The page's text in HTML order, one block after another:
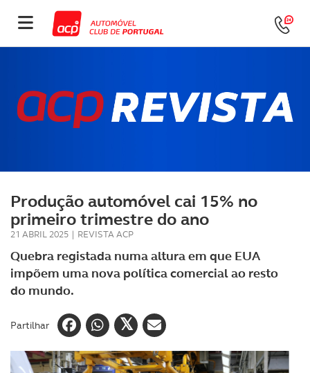
Produção automóvel cai 15% no
primeiro trimestre do ano
21 ABRIL 2025 | REVISTA ACP
Quebra registada numa altura em que EUA
impõem uma nova política comercial ao resto
do mundo.
Partilhar